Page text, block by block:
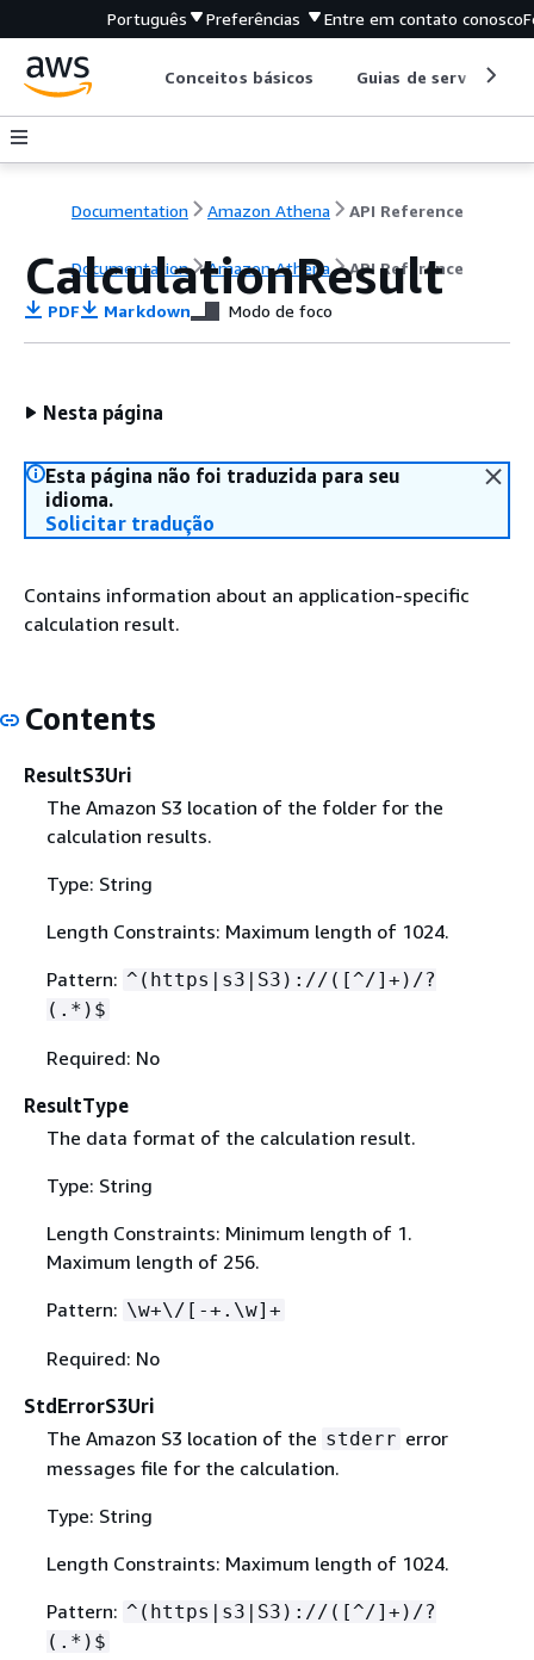
Português Preferências Entre em contato conosco
Conceitos básicos Guias de serviço
Documentation Amazon Athena API Reference
Documentation Amazon Athena API Reference
CalculationResult
PDF Markdown Modo de foco
Nesta página
Esta página não foi traduzida para seu
idioma.
Solicitar tradução
Contains information about an application-specific
calculation result.
Contents
ResultS3Uri
The Amazon S3 location of the folder for the
calculation results.
Type: String
Length Constraints: Maximum length of 1024.
Pattern: ^(https|s3|S3)://([^/]+)/?
(.*)$
Required: No
ResultType
The data format of the calculation result.
Type: String
Length Constraints: Minimum length of 1.
Maximum length of 256.
Pattern: \w+\/[-+.\w]+
Required: No
StdErrorS3Uri
The Amazon S3 location of the stderr error
messages file for the calculation.
Type: String
Length Constraints: Maximum length of 1024.
Pattern: ^(https|s3|S3)://([^/]+)/?
(.*)$